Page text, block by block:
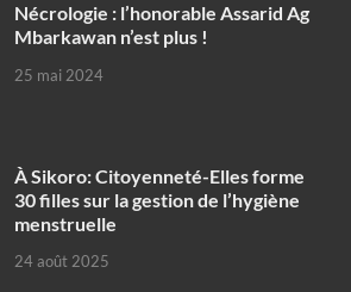
Nécrologie : l’honorable Assarid Ag
Mbarkawan n’est plus !
25 mai 2024
À Sikoro: Citoyenneté-Elles forme
30 filles sur la gestion de l’hygiène
menstruelle
24 août 2025